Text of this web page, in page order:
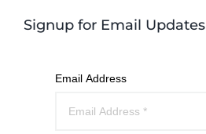
Signup for Email Updates
Email Address